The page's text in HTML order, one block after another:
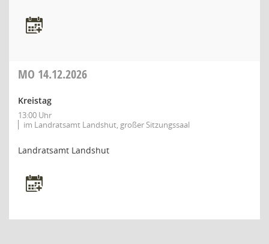
MO 14.12.2026
Kreistag
13:00 Uhr
im Landratsamt Landshut, großer Sitzungssaal
Landratsamt Landshut